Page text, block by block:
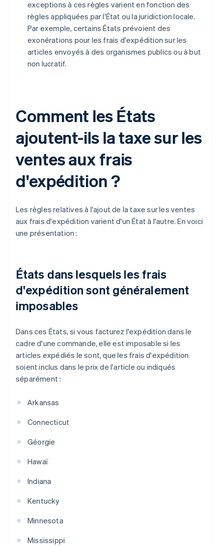
exceptions à ces règles varient en fonction des
règles appliquées par l'État ou la juridiction locale.
Par exemple, certains États prévoient des
exonérations pour les frais d'expédition sur les
articles envoyés à des organismes publics ou à but
non lucratif.
Comment les États
ajoutent-ils la taxe sur les
ventes aux frais
d'expédition ?
Les règles relatives à l'ajout de la taxe sur les ventes
aux frais d'expédition varient d'un État à l'autre. En voici
une présentation :
États dans lesquels les frais
d'expédition sont généralement
imposables
Dans ces États, si vous facturez l'expédition dans le
cadre d'une commande, elle est imposable si les
articles expédiés le sont, que les frais d'expédition
soient inclus dans le prix de l'article ou indiqués
séparément :
Arkansas
Connecticut
Géorgie
Hawaï
Indiana
Kentucky
Minnesota
Mississippi